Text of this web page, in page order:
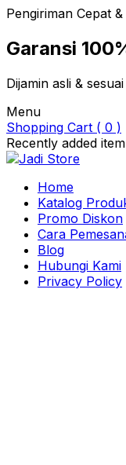
Pengiriman Cepat
Garansi
Dijamin asli &
Menu
Shopping Cart ( 0 )
Recently added
Home
Katalog
Promo Diskon
Cara
Blog
Hubungi Kami
Privacy Policy